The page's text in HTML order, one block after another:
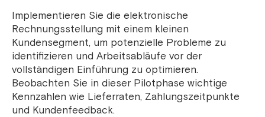
Implementieren Sie die elektronische
Rechnungsstellung mit einem kleinen
Kundensegment, um potenzielle Probleme zu
identifizieren und Arbeitsabläufe vor der
vollständigen Einführung zu optimieren.
Beobachten Sie in dieser Pilotphase wichtige
Kennzahlen wie Lieferraten, Zahlungszeitpunkte
und Kundenfeedback.